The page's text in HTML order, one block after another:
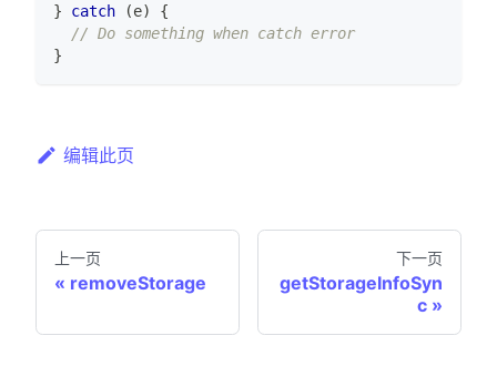
}
catch (e)
{
// Do something when catch error
}
编辑此页
上一页
removeStorage
下一页
getStorageInfoSyn
c